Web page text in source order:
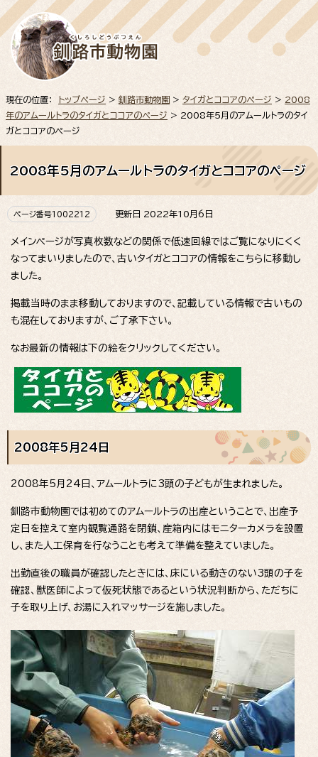
現在の位置： トップページ > 釧路市動物園 > タイガとココアのページ > 2008
年のアムールトラのタイガとココアのページ > 2008年5月のアムールトラのタイ
ガとココアのページ
2008年5月のアムールトラのタイガとココアのページ
ページ番号1002212 更新日 2022年10月6日
メインページが写真枚数などの関係で低速回線ではご覧になりにくく
なってまいりましたので、古いタイガとココアの情報をこちらに移動し
ました。
掲載当時のまま移動しておりますので、記載している情報で古いもの
も混在しておりますが、ご了承下さい。
なお最新の情報は下の絵をクリックしてください。
2008年5月24日
2008年5月24日、アムールトラに3頭の子どもが生まれました。
釧路市動物園では初めてのアムールトラの出産ということで、出産予
定日を控えて室内観覧通路を閉鎖、産箱内にはモニターカメラを設置
し、また人工保育を行なうことも考えて準備を整えていました。
出勤直後の職員が確認したときには、床にいる動きのない3頭の子を
確認、獣医師によって仮死状態であるという状況判断から、ただちに
子を取り上げ、お湯に入れマッサージを施しました。